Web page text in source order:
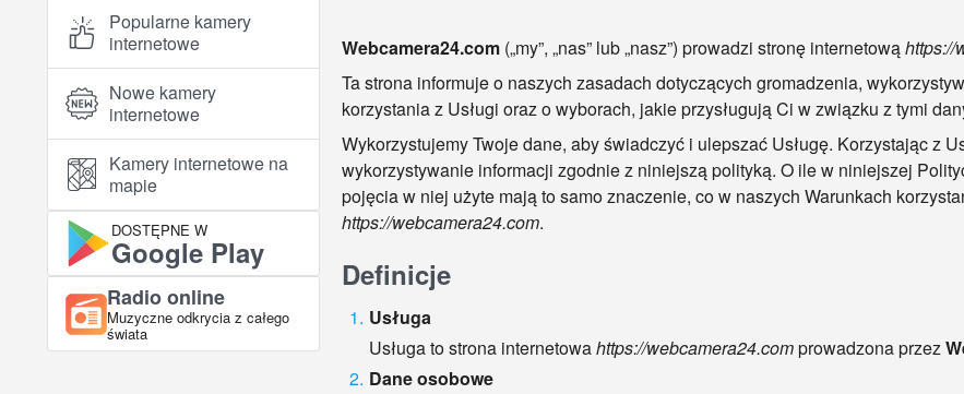
Popularne kamery
internetowe
Nowe kamery
internetowe
Kamery internetowe na
mapie
DOSTĘPNE W
Google Play
Radio online
Muzyczne odkrycia z całego
świata
Webcamera24.com („my”, „nas” lub „nasz”) prowadzi stronę internetowąhttps://
Ta strona informuje o naszych zasadach dotyczących gromadzenia,
korzystania z Usługi oraz o wyborach, jakie przysługują Ci w związku z tymi
Wykorzystujemy Twoje dane, aby świadczyć i ulepszać Usługę. Korzystając z
wykorzystywanie informacji zgodnie z niniejszą polityką. O ile w niniejszej
pojęcia w niej użyte mają to samo znaczenie, co w naszych Warunkach
https://webcamera24.com.
Definicje
Usługa
Usługa to strona internetowahttps://webcamera24.comprowadzona przez
Dane osobowe